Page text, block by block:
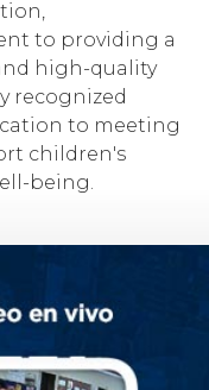
to providing a
high-quality
recognized
to meeting
children's
being.